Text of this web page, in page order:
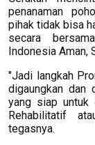
penanaman
pihak tidak bisa
secara
Indonesia Aman,
"Jadi langkah
digaungkan dan
yang siap untuk
Rehabilitatif
tegasnya.